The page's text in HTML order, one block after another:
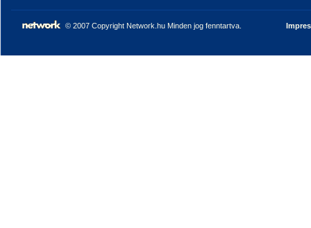
© 2007 Copyright Network.hu Minden jog fenntartva.